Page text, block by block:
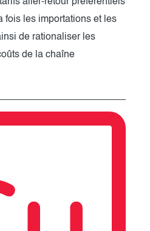
fois les importations et les
de rationaliser les
de la chaîne